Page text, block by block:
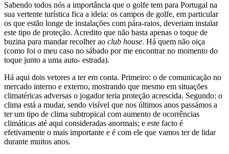
Sabendo todos nós a importância que o golfe tem para Portugal na
sua vertente turística fica a ideia: os campos de golfe, em particular
os que estão longe de instalações com pára-raios, deveriam instalar
este tipo de proteção. Acredito que não basta apenas o toque de
buzina para mandar recolher ao club house. Há quem não oiça
(como foi o meu caso no sábado por me encontrar no momento do
toque junto a uma auto- estrada).
Há aqui dois vetores a ter em conta. Primeiro: o de comunicação no
mercado interno e externo, mostrando que mesmo em situações
climatéricas adversas o jogador teria proteção acrescida. Segundo: o
clima está a mudar, sendo visível que nos últimos anos passámos a
ter um tipo de clima subtropical com aumento de ocorrências
climáticas até aqui consideradas anormais; e este facto é
efetivamente o mais importante e é com ele que vamos ter de lidar
durante muitos anos.